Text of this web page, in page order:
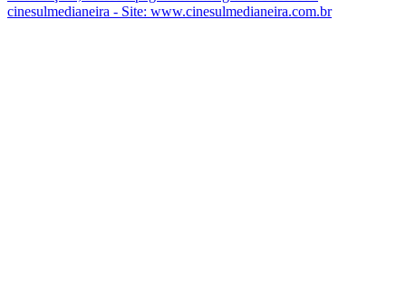
cinesulmedianeira - Site: www.cinesulmedianeira.com.br